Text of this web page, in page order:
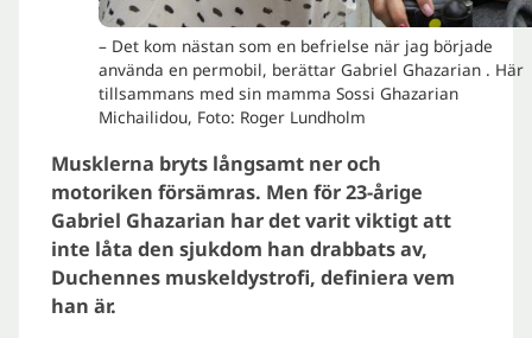
– Det kom nästan som en befrielse när jag började
använda en permobil, berättar Gabriel Ghazarian . Här
tillsammans med sin mamma Sossi Ghazarian
Michailidou, Foto: Roger Lundholm
Musklerna bryts långsamt ner och
motoriken försämras. Men för 23-årige
Gabriel Ghazarian har det varit viktigt att
inte låta den sjukdom han drabbats av,
Duchennes muskeldystrofi, definiera vem
han är.